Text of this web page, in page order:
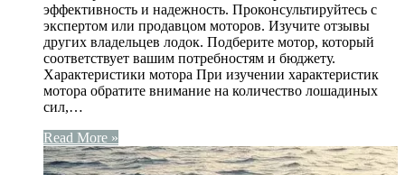
эффективность и надежность. Проконсультируйтесь с
экспертом или продавцом моторов. Изучите отзывы
других владельцев лодок. Подберите мотор, который
соответствует вашим потребностям и бюджету.
Характеристики мотора При изучении характеристик
мотора обратите внимание на количество лошадиных
сил,…
Read More »